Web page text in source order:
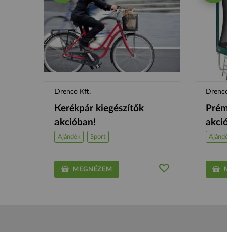
Drenco Kft.
Kerékpár kiegészítők
akcióban!
Ajándék Sport
MEGNÉZEM